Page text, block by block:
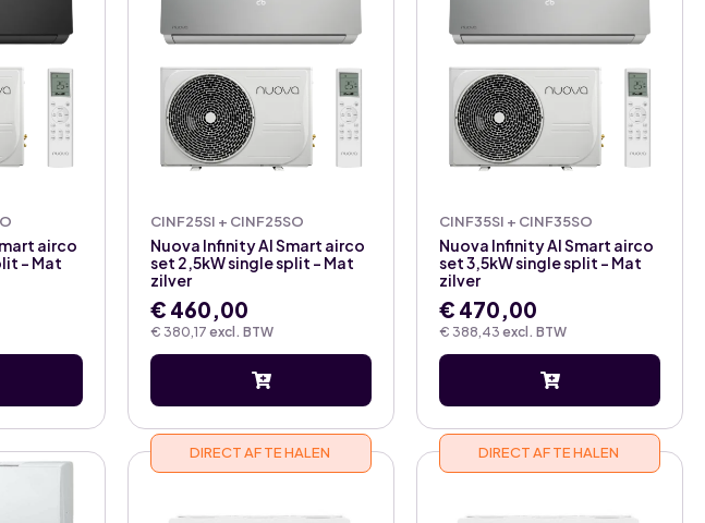
airco
– Mat
CINF25SI + CINF25SO
€ 380,17 excl. BTW
Nuova Infinity AI Smart airco
set 2,5kW single split – Mat
zilver
€ 460,00
CINF35SI + CINF35SO
€ 388,43 excl. BTW
Nuova Infinity AI Smart airco
set 3,5kW single split – Mat
zilver
€ 470,00
DIRECT AF TE HALEN DIRECT AF TE HALEN